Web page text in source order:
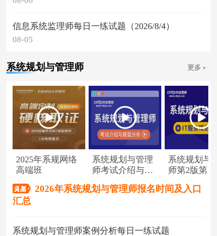
信息系统监理师每日一练试题（2026/8/4）
08-05
系统规划与管理师 更多
2025年系规网络
高端班
系统规划与管理
师考试介绍与题
系统规划与
师第2版第1
2026年系统规划与管理师报名时间及入口
汇总
系统规划与管理师案例分析每日一练试题